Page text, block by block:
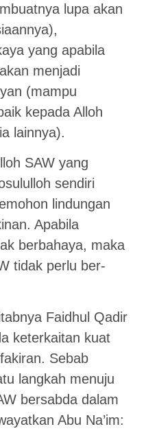
lupa akan
yang apabila
menjadi
(mampu
kepada Alloh
lainnya).
SAW yang
sendiri
lindungan
Apabila
berbahaya, maka
tidak perlu ber-
Faidhul Qadir
keterkaitan kuat
Sebab
langkah menuju
bersabda dalam
Abu Na’im: